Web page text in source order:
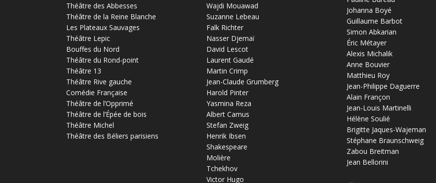
Théâtre des Abbesses
Théâtre de la Reine Blanche
Les Plateaux Sauvages
Théâtre Lepic
Bouffes du Nord
Théâtre du Rond-point
Théâtre 13
Théâtre Rive gauche
Comédie Française
Théâtre de l’Opprimé
Théâtre de l’Épée de bois
Théâtre Michel
Théâtre des Béliers parisiens
Wajdi Mouawad
Suzanne Lebeau
Falk Richter
Nasser Djemaï
David Lescot
Laurent Gaudé
Martin Crimp
Jean-Claude Grumberg
Harold Pinter
Yasmina Reza
Albert Camus
Stefan Zweig
Henrik Ibsen
Shakespeare
Molière
Tchekhov
Victor Hugo
Johanna Boyé
Guillaume Barbot
Simon Abkarian
Éric Métayer
Alexis Michalik
Anne Bouvier
Matthieu Roy
Jean-Philippe Daguerre
Alain Françon
Jean-Louis Martinelli
Hélène Soulié
Brigitte Jaques-Wajeman
Stéphane Braunschweig
Zabou Breitman
Jean Bellorini